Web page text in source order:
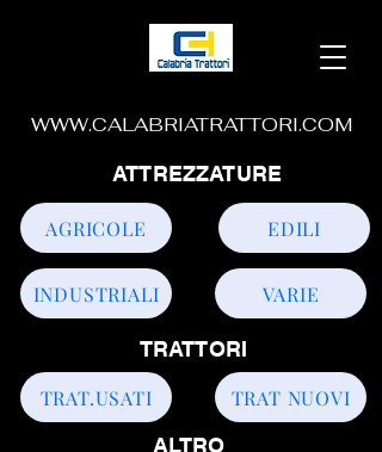
WWW.CALABRIATRATTORI.COM
TRAT.USATI TRAT NUOVI
INDUSTRIALI
AGRICOLE EDILI
VARIE
ATTREZZATURE
TRATTORI
ALTRO